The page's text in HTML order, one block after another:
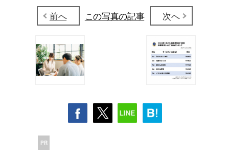
前へ
この写真の記事 次へ
PR